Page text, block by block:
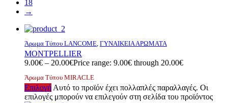
18
→
Άρωμα Τύπου LANCOME ΓΥΝΑΙΚΕΙΑ ΑΡΩΜΑΤΑ
MONTPELLIER
9.00€ – 20.00€Price range: 9.00€ through 20.00€
Άρωμα Τύπου MIRACLE
Επιλογή Αυτό το προϊόν έχει πολλαπλές παραλλαγές. Οι
επιλογές μπορούν να επιλεγούν στη σελίδα του προϊόντος